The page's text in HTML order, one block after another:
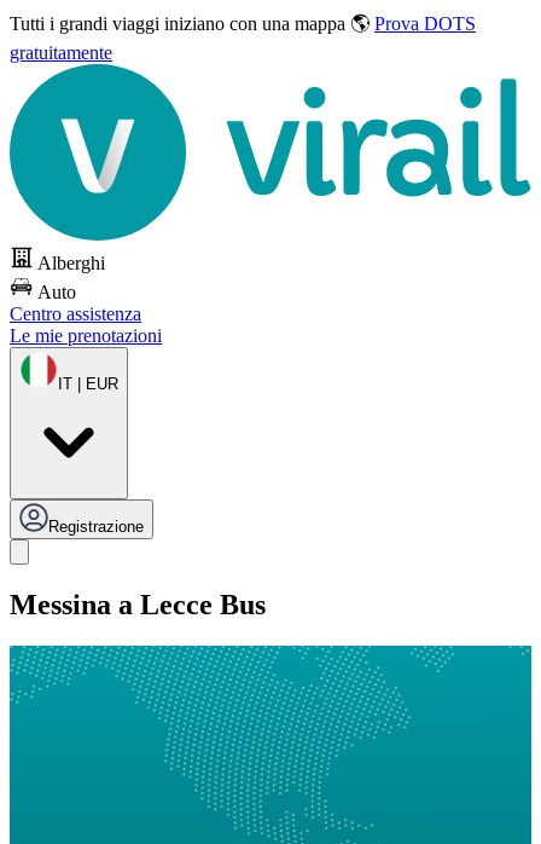
Tutti i grandi viaggi iniziano con una mappa 🌎 Prova DOTS
gratuitamente
Alberghi
Auto
Centro assistenza
Le mie prenotazioni
IT | EUR
Registrazione
Messina a Lecce Bus